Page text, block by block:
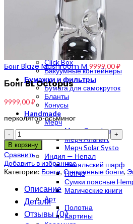
Подносы
Японские капли
CBD
CannaStyle
Хранение
Тайники
Зиплоки
Click Box
Вакуумные контейнеры
Бумажки и фильтры
Бумага для самокруток
Бланты
Конусы
Handmade
Мерч
Мерч Crazybong
Мерч Anahart
Мерч Solar Systo
Индия — Непал
Непальский шарф
Пончо
Сумки поясные
Магические книги
Арт
Полотна
Картины
Бонг Blaze Mushroom M 9999,00₽
Бонг BL Octopus
9999,00₽
перколятор-осьминог
Количество
В корзину
Сравнить
Добавить в избранное
Категории: Бонги, Стеклянные бонги,
Описание
Детали
Отзывы (0)